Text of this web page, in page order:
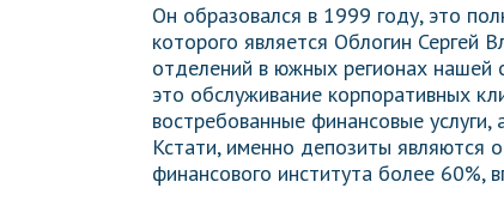
Он образовался в 1999 году, это
которого является Облогин Сергей
отделений в южных регионах нашей
это обслуживание корпоративных
востребованные финансовые
Кстати, именно депозиты являются
финансового института более 60%,